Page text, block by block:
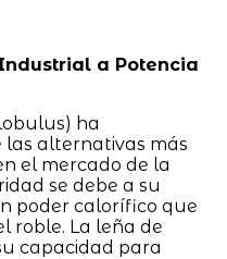
a Potencia
ha
las alternativas más
el mercado de la
se debe a su
poder calorífico que
roble. La leña de
capacidad para